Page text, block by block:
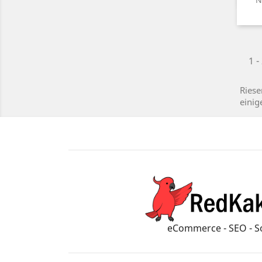
1
eCommerce - SEO -